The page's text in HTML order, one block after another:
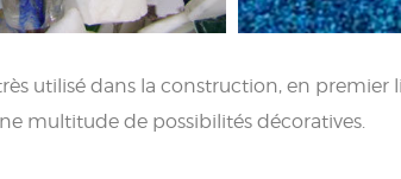
utilisé dans la construction, en
multitude de possibilités décoratives.